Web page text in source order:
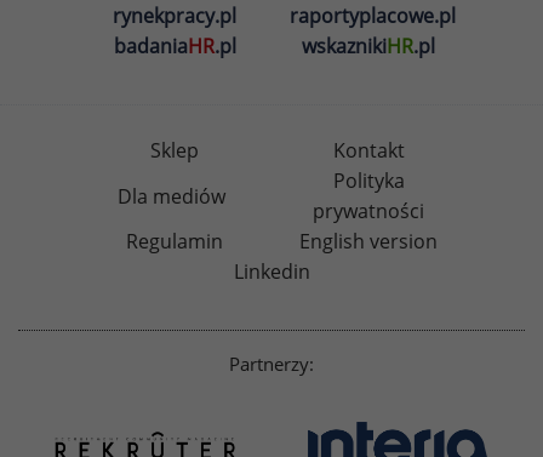
rynekpracy.pl
raportyplacowe.pl
badaniaHR.pl wskaznikiHR.pl
Sklep
Kontakt
Dla mediów
Polityka
prywatności
Regulamin
English version
Linkedin
Partnerzy: